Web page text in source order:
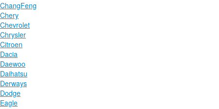
ChangFeng
Chery
Chevrolet
Chrysler
Citroen
Dacia
Daewoo
Daihatsu
Derways
Dodge
Eagle